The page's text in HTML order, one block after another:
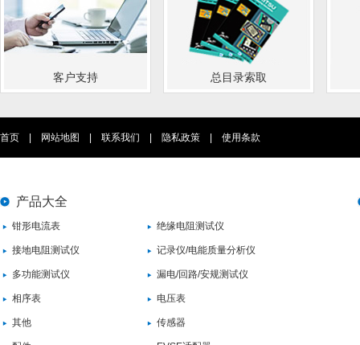
客户支持 总目录索取
首页 网站地图 联系我们 隐私政策 使用条款
产品大全
钳形电流表 绝缘电阻测试仪
接地电阻测试仪 记录仪/电能质量分析仪
多功能测试仪 漏电/回路/安规测试仪
相序表 电压表
其他 传感器